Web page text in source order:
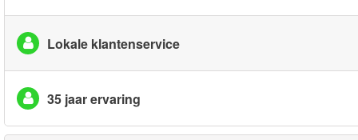
Lokale klantenservice
35 jaar ervaring